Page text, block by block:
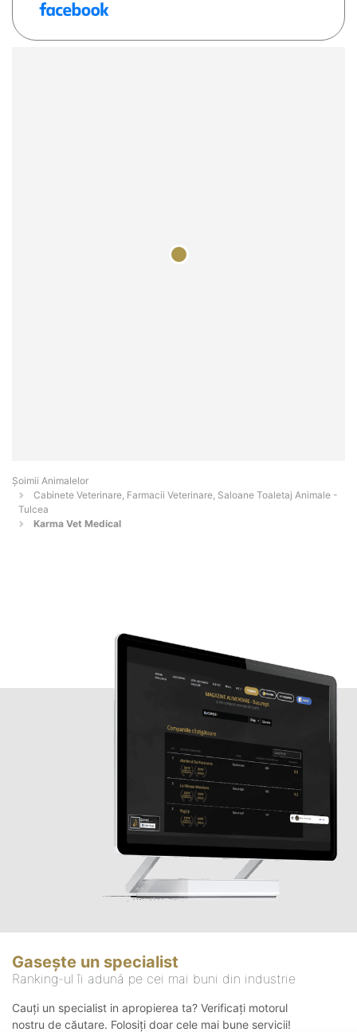
Şoimii Animalelor
Cabinete Veterinare, Farmacii Veterinare, Saloane Toaletaj Animale -
Tulcea
Karma Vet Medical
Gasește un specialist
Ranking-ul îi adună pe cei mai buni din industrie
Cauți un specialist in apropierea ta? Verificați motorul
nostru de căutare. Folosiți doar cele mai bune servicii!